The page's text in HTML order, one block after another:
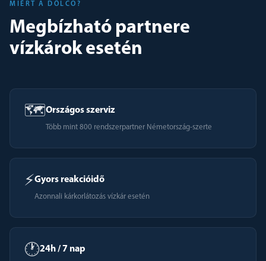
MIÉRT A DÖLCO?
Megbízható partnere
vízkárok esetén
🗺️Országos szerviz
Több mint 800 rendszerpartner Németország-szerte
⚡Gyors reakcióidő
Azonnali kárkorlátozás vízkár esetén
🕐24h / 7 nap